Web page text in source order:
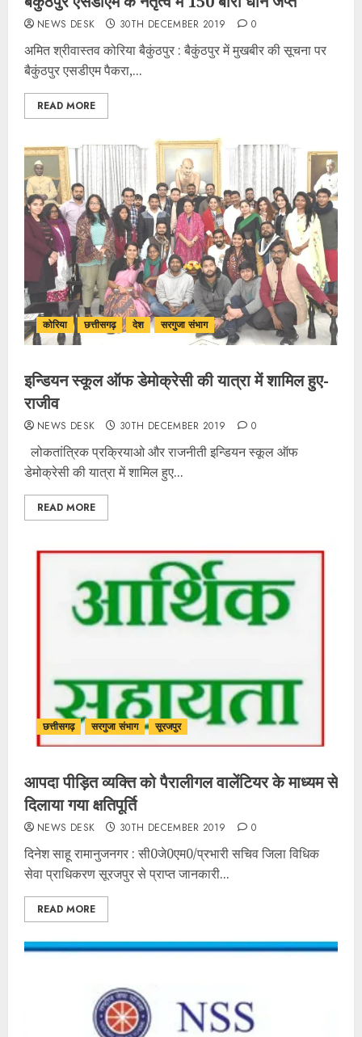
NEWS DESK 30TH DECEMBER 2019 0
अमित श्रीवास्तव कोरिया बैकुंठपुर : बैकुंठपुर में मुखबीर की सूचना पर
बैकुंठपुर एसडीएम पैकरा,...
READ MORE
कोरिया छत्तीसगढ़ देश सरगुजा संभाग
इन्डियन स्कूल ऑफ डेमोक्रेसी की यात्रा में शामिल हुए-
राजीव
NEWS DESK 30TH DECEMBER 2019 0
लोकतांत्रिक प्रक्रियाओ और राजनीती इन्डियन स्कूल ऑफ
डेमोक्रेसी की यात्रा में शामिल हुए...
READ MORE
छत्तीसगढ़ सरगुजा संभाग सूरजपुर
आपदा पीड़ित व्यक्ति को पैरालीगल वालेंटियर के माध्यम से
दिलाया गया क्षतिपूर्ति
NEWS DESK 30TH DECEMBER 2019 0
दिनेश साहू रामानुजनगर : सी0जे0एम0/प्रभारी सचिव जिला विधिक
सेवा प्राधिकरण सूरजपुर से प्राप्त जानकारी...
READ MORE